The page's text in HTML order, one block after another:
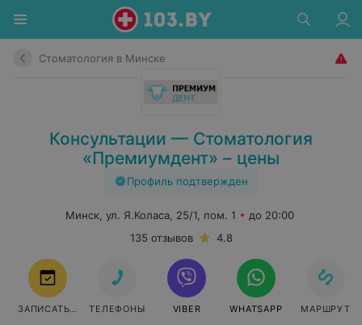
Стоматология в Минске
Консультации — Стоматология
«Премиумдент» – цены
Профиль подтвержден
Минск, ул. Я.Коласа, 25/1, пом. 1
до 20:00
135 отзывов
4.8
ЗАПИСАТЬСЯ ТЕЛЕФОНЫ VIBER WHATSAPP МАРШРУТ